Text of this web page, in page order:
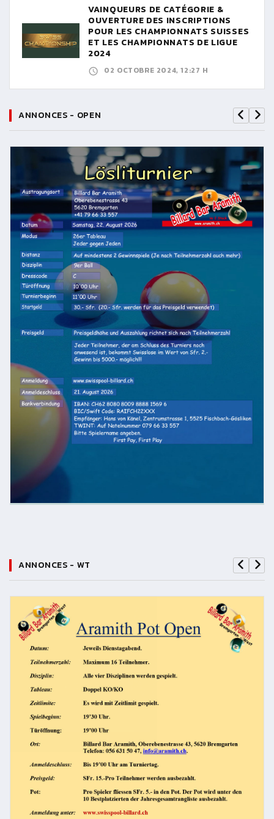
VAINQUEURS DE CATÉGORIE &
OUVERTURE DES INSCRIPTIONS
POUR LES CHAMPIONNATS SUISSES
ET LES CHAMPIONNATS DE LIGUE
2024
02 OCTOBRE 2024, 12:27 H
ANNONCES - OPEN
ANNONCES - WT